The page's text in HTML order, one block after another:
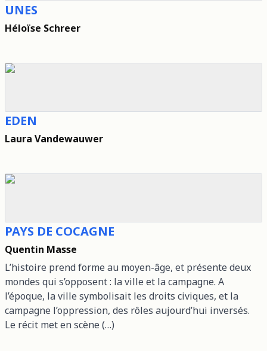
UNES
Héloïse Schreer
EDEN
Laura Vandewauwer
PAYS DE COCAGNE
Quentin Masse
L’histoire prend forme au moyen-âge, et présente deux
mondes qui s’opposent : la ville et la campagne. A
l’époque, la ville symbolisait les droits civiques, et la
campagne l’oppression, des rôles aujourd’hui inversés.
Le récit met en scène (…)